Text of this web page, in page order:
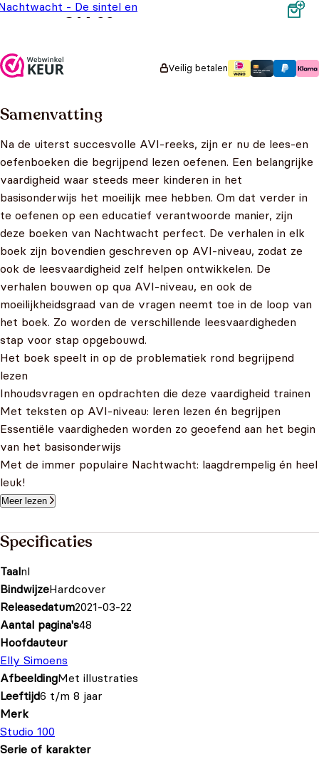
- De sintel en
€ 14,99
Veilig betalen
Samenvatting
Na de uiterst succesvolle AVI-reeks, zijn er nu de lees-en
oefenboeken die begrijpend lezen oefenen. Een belangrijke
vaardigheid waar steeds meer kinderen in het
basisonderwijs het moeilijk mee hebben. Om dat verder in
te oefenen op een educatief verantwoorde manier, zijn
deze boeken van Nachtwacht perfect. De verhalen in elk
boek zijn bovendien geschreven op AVI-niveau, zodat ze
ook de leesvaardigheid zelf helpen ontwikkelen. De
verhalen bouwen op qua AVI-niveau, en ook de
moeilijkheidsgraad van de vragen neemt toe in de loop van
het boek. Zo worden de verschillende leesvaardigheden
stap voor stap opgebouwd.
Het boek speelt in op de problematiek rond begrijpend
lezen
Inhoudsvragen en opdrachten die deze vaardigheid trainen
Met teksten op AVI-niveau: leren lezen én begrijpen
Essentiële vaardigheden worden zo geoefend aan het begin
van het basisonderwijs
Met de immer populaire Nachtwacht: laagdrempelig én heel
leuk!
Meer lezen
Specificaties
Taalnl
BindwijzeHardcover
Releasedatum2021-03-22
Aantal pagina's48
Hoofdauteur
Elly Simoens
AfbeeldingMet illustraties
Leeftijd6 t/m 8 jaar
Merk
Studio 100
Serie of karakter